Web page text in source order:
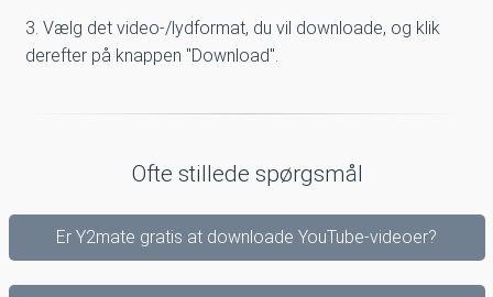
3. Vælg det video-/lydformat, du vil downloade, og klik
derefter på knappen "Download".
Ofte stillede spørgsmål
Er Y2mate gratis at downloade YouTube-videoer?